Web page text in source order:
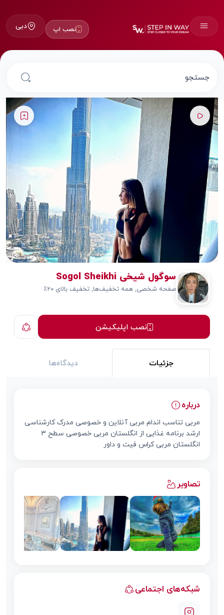
نصب اپ دبی
سوگول شیخی Sogol Sheikhi
صفحه شخصی, همه تخفیف‌ها, تخفیف بالای ۲۰٪
نصب اپلیکیشن
جزئیات دیدگاه‌ها
درباره
مربی تناسب اندام مربی آنلاین و خصوصی مدرک کارشناسی
ارشد برنامه غذایی از انگلستان مربی خصوصی سطح ۳
انگلستان مربی کراس فیت و داور
تصاویر
شبکه‌های اجتماعی